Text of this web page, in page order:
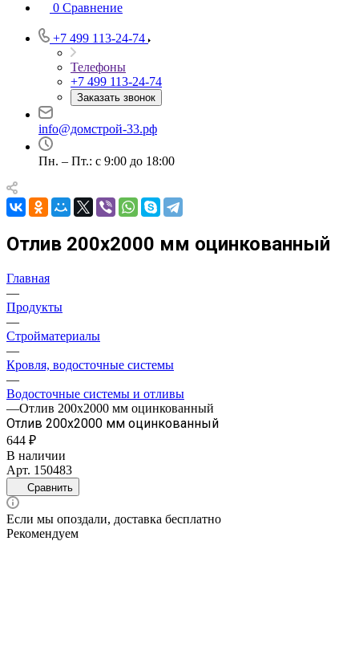
0 Сравнение
+7 499 113-24-74
Телефоны
+7 499 113-24-74
Заказать звонок
info@домстрой-33.рф
Пн. – Пт.: с 9:00 до 18:00
Отлив 200х2000 мм оцинкованный
Главная
—
Продукты
—
Стройматериалы
—
Кровля, водосточные системы
—
Водосточные системы и отливы
—Отлив 200х2000 мм оцинкованный
Отлив 200х2000 мм оцинкованный
644 ₽
В наличии
Арт. 150483
Сравнить
Если мы опоздали, доставка бесплатно
Рекомендуем